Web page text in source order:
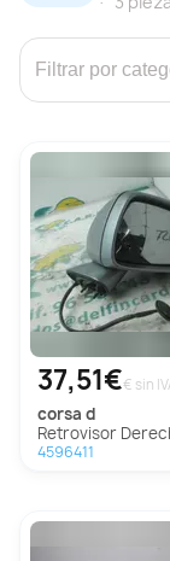
37,51€€ sin
corsa d
Retrovisor Derecho para
4596411